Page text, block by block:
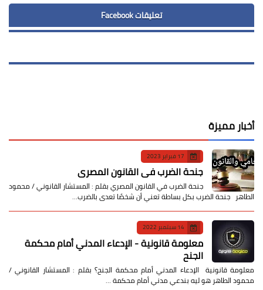
تعليقات Facebook
أخبار مميزة
17 فبراير 2023
جنحة الضرب في القانون المصري
جنحة الضرب في القانون المصري بقلم : المستشار القانوني / محمود
الطاهر جنحة الضرب بكل بساطة تعني أن شخصًا تعدى بالضرب…
14 سبتمبر 2022
معلومة قانونية - الإدعاء المدني أمام محكمة
الجنح
معلومة قانونية الإدعاء المدني أمام محكمة الجنح؟ بقلم : المستشار القانوني /
محمود الطاهر هو ليه بندعي مدني أمام محكمة …